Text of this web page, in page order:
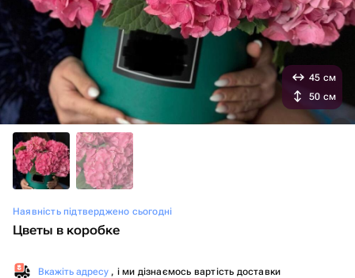
Наявність підтверджено сьогодні
Цветы в коробке
Вкажіть адресу , і ми дізнаємось вартість доставки
45 см
50 см